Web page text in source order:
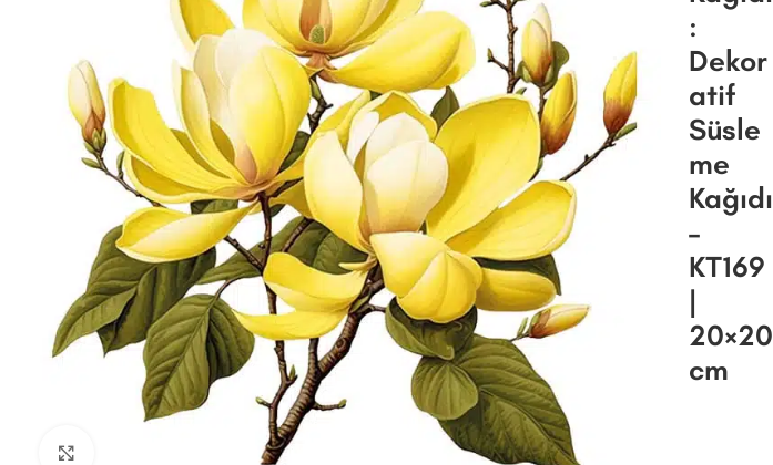
Büyütmek için tıklayın
:
Dekor
atif
Süsle
me
Kağıdı
–
KT169
|
20×20
cm